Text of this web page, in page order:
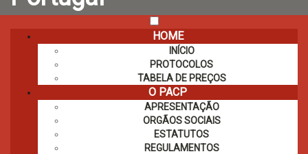
HOME
INÍCIO
PROTOCOLOS
TABELA DE PREÇOS
O PACP
APRESENTAÇÃO
ORGÃOS SOCIAIS
ESTATUTOS
REGULAMENTOS